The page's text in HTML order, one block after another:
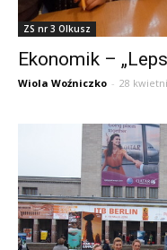
ZS nr 3 Olkusz
Ekonomik –
Wiola Woźniczko - 28